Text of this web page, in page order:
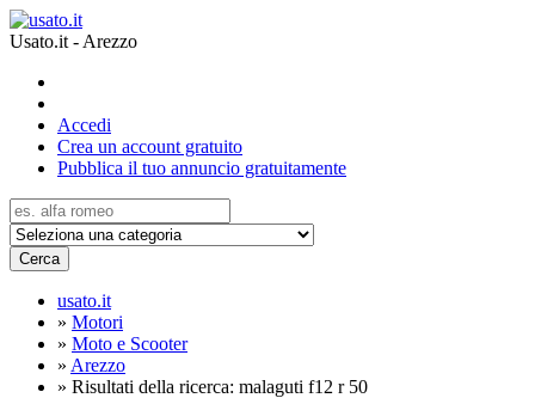
Usato.it - Arezzo
Accedi
Crea un account gratuito
Pubblica il tuo annuncio gratuitamente
Cerca
usato.it
» Motori
» Moto e Scooter
» Arezzo
» Risultati della ricerca: malaguti f12 r 50